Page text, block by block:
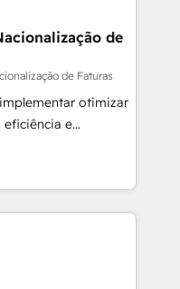
more. Custom
built for
email, paid
Custom
triage, and
Fast-Track
BR
de
de Faturas
otimizar
eficiência e
Artificial para
organizar
O objetivo é
equipes